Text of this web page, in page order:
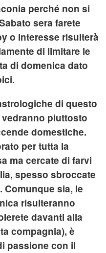
perché non si
sera farete
o interesse risulterà
di limitare le
di domenica dato
di questo
piuttosto
domestiche.
per tutta la
ma cercate di farvi
spesso sbroccate
Comunque sia, le
risulteranno
davanti alla
compagnia), è
passione con il